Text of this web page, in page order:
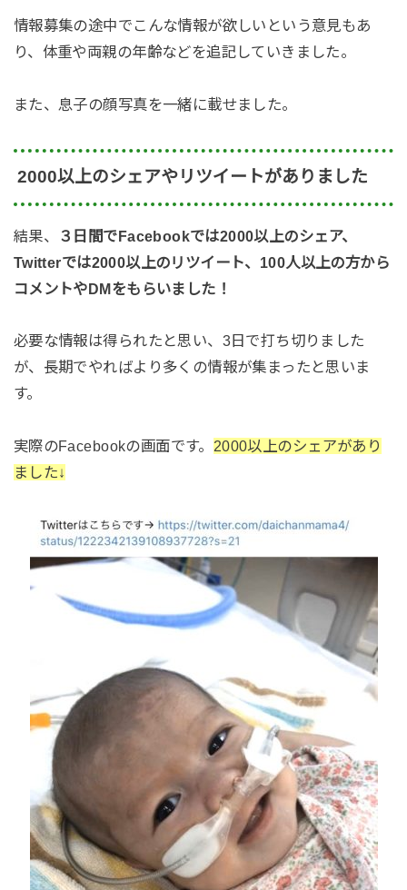
情報募集の途中でこんな情報が欲しいという意見もあ
り、体重や両親の年齢などを追記していきました。
また、 息子の顔写真を一緒に載せました。
2000以上のシェアやリツイートがありました
結果、
３日間でFacebookでは2000以上のシェア、
Twitterでは2000以上のリツイート、100人以上の方から
コメントやDMをもらいました！
必要な情報は得られたと思い、3日で打ち切りました
が、長期でやればより多くの情報が集まったと思いま
す。
実際のFacebookの画面です。 2000以上のシェアがあり
ました↓